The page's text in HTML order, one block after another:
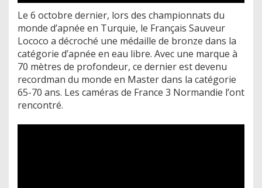
Le 6 octobre dernier, lors des championnats du
monde d’apnée en Turquie, le Français Sauveur
Lococo a décroché une médaille de bronze dans la
catégorie d’apnée en eau libre. Avec une marque à
70 mètres de profondeur, ce dernier est devenu
recordman du monde en Master dans la catégorie
65-70 ans. Les caméras de France 3 Normandie l’ont
rencontré.